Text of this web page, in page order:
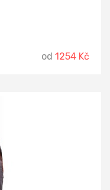
od 1254 Kč